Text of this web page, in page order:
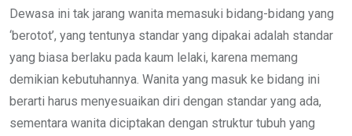
Dewasa ini tak jarang wanita memasuki bidang-bidang yang
‘berotot’, yang tentunya standar yang dipakai adalah standar
yang biasa berlaku pada kaum lelaki, karena memang
demikian kebutuhannya. Wanita yang masuk ke bidang ini
berarti harus menyesuaikan diri dengan standar yang ada,
sementara wanita diciptakan dengan struktur tubuh yang